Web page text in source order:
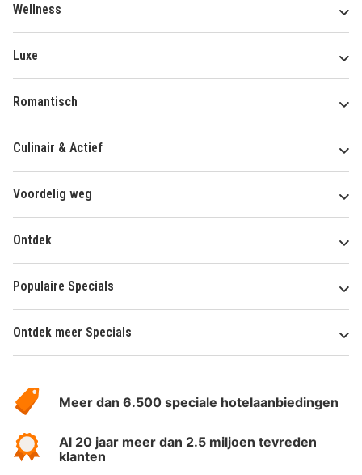
Wellness
Luxe
Romantisch
Culinair & Actief
Voordelig weg
Ontdek
Populaire Specials
Ontdek meer Specials
HotelSpecials
Meer dan 6.500 speciale hotelaanbiedingen
Al 20 jaar meer dan 2.5 miljoen tevreden
klanten